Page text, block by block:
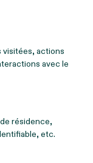
visitées, actions
avec le
résidence,
etc.